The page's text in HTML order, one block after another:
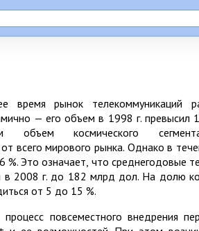
время рынок телекоммуникаций
— его объем в 1998 г. превысил
космического
всего мирового рынка. Однако в
%. Это означает, что среднегодовые
в 2008 г. до 182 млрд дол. На долю
от 5 до 15 %.
повсеместного внедрения